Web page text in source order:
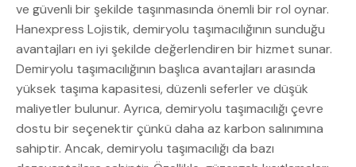
ve güvenli bir şekilde taşınmasında önemli bir rol oynar.
Hanexpress Lojistik, demiryolu taşımacılığının sunduğu
avantajları en iyi şekilde değerlendiren bir hizmet sunar.
Demiryolu taşımacılığının başlıca avantajları arasında
yüksek taşıma kapasitesi, düzenli seferler ve düşük
maliyetler bulunur. Ayrıca, demiryolu taşımacılığı çevre
dostu bir seçenektir çünkü daha az karbon salınımına
sahiptir. Ancak, demiryolu taşımacılığı da bazı